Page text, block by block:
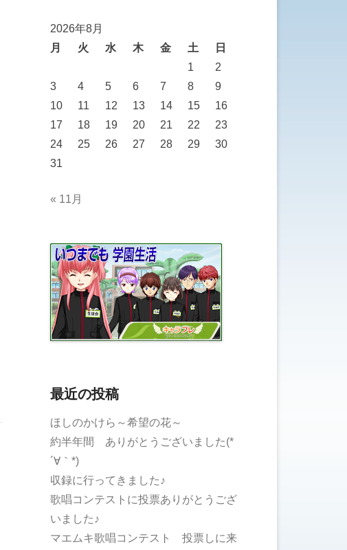
2026年8月
月
火 水 木 金 土
日
1
2
3
4 5 6 7 8
9
10
11 12 13 14 15
16
17
18 19 20 21 22
23
24
25 26 27 28 29
30
31
« 11月
最近の投稿
ほしのかけら～希望の花～
約半年間 ありがとうございました(*
´∀｀*)
収録に行ってきました♪
歌唱コンテストに投票ありがとうござ
いました♪
マエムキ歌唱コンテスト 投票しに来